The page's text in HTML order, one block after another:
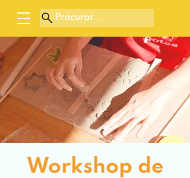
Procurar...
Workshop de